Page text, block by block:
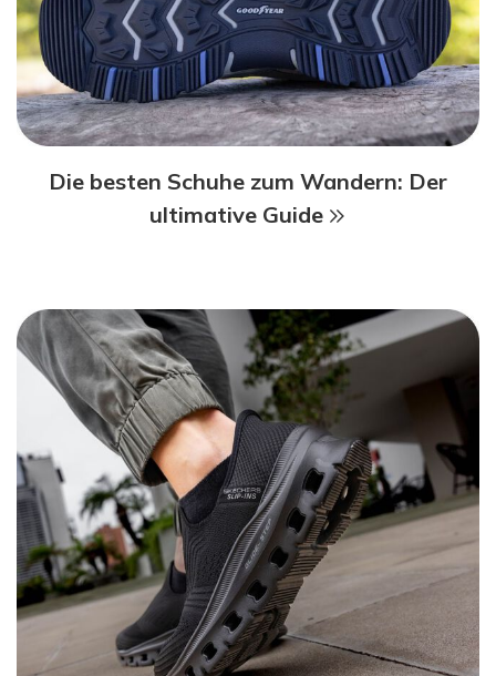
Die besten Schuhe zum Wandern: Der
ultimative Guide